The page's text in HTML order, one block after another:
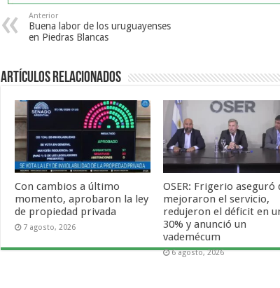
Anterior
Buena labor de los uruguayenses
en Piedras Blancas
Artículos Relacionados
Con cambios a último
momento, aprobaron la ley
de propiedad privada
7 agosto, 2026
OSER: Frigerio aseguró
mejoraron el servicio,
redujeron el déficit en
30% y anunció un
vademécum
6 agosto, 2026